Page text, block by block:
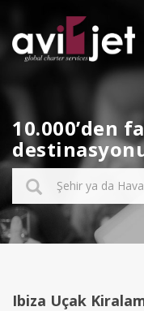
10.000’den
Ibiza Uçak